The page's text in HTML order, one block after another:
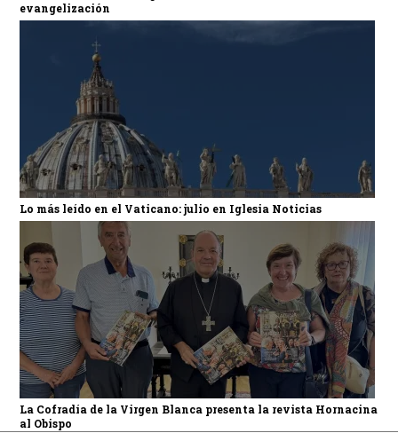
evangelización
Lo más leído en el Vaticano: julio en Iglesia Noticias
La Cofradía de la Virgen Blanca presenta la revista Hornacina
al Obispo